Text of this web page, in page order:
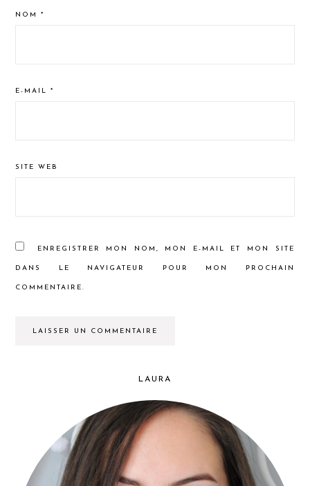
NOM*
E-MAIL*
SITE WEB
ENREGISTRER MON NOM, MON E-MAIL ET MON SITE
DANS LE NAVIGATEUR POUR MON PROCHAIN
COMMENTAIRE.
SIDEBAR
LAURA